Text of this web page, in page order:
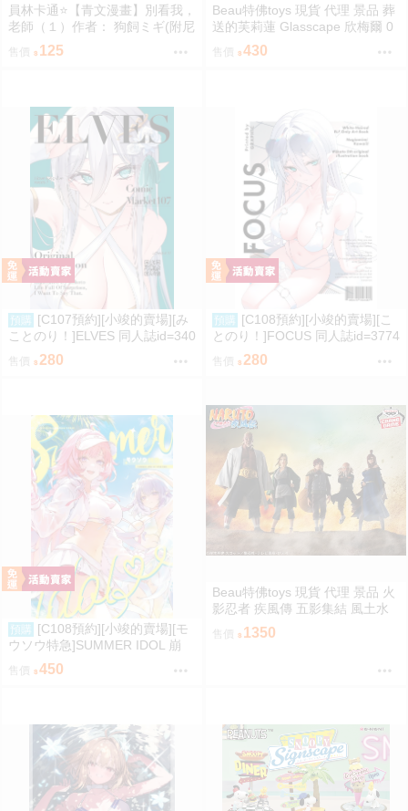
員林卡通⭐️【青文漫畫】別看我，
老師（１）作者： 狗飼ミギ(附尼
采書套)
售價 125
Beau特佛toys 現貨 代理 景品 葬
送的芙莉蓮 Glasscape 欣梅爾 0
售價 430
預購
[C107預約][小竣的賣場][み
ことのり！]ELVES 同人誌id=340
售價 280
預購
[C108預約][小竣的賣場][こ
とのり！]FOCUS 同人誌id=3774
售價 280
預購
[C108預約][小竣的賣場][モ
ウソウ特急]SUMMER IDOL 崩
壞：星穹鐵道 同人誌id=3758363
450
Beau特佛toys 現貨 代理 景品 火
影忍者 疾風傳 五影集結 風土水
影 我愛羅 大野木 照美冥 0302
1350